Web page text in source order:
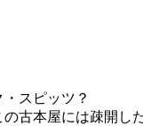
スピッツ？
古本屋には疎開し